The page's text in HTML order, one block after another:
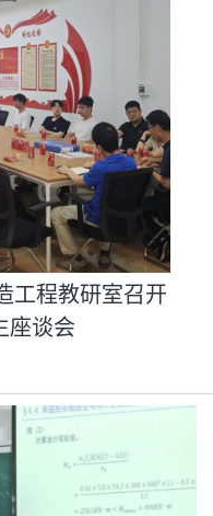
工程教研室召开
座谈会